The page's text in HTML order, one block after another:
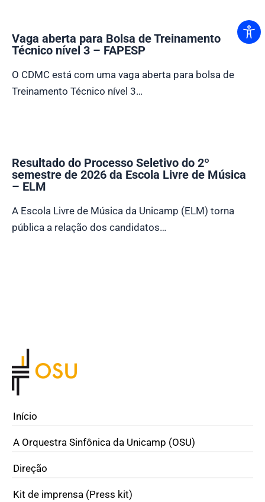
Início
A Orquestra Sinfônica da Unicamp (OSU)
Direção
Kit de imprensa (Press kit)
Vaga aberta para Bolsa de Treinamento
Técnico nível 3 – FAPESP
O CDMC está com uma vaga aberta para bolsa de
Treinamento Técnico nível 3…
Resultado do Processo Seletivo do 2º
semestre de 2026 da Escola Livre de Música
– ELM
A Escola Livre de Música da Unicamp (ELM) torna
pública a relação dos candidatos…